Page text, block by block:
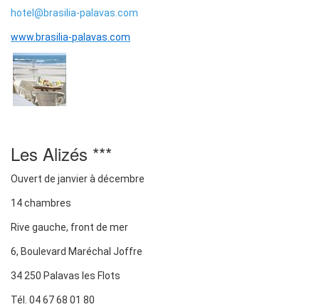
hotel@brasilia-palavas.com
www.brasilia-palavas.com
Les Alizés ***
Ouvert de janvier à décembre
14 chambres
Rive gauche, front de mer
6, Boulevard Maréchal Joffre
34 250 Palavas les Flots
Tél. 04 67 68 01 80